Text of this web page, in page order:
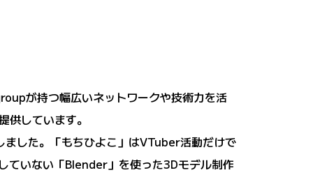
が持つ幅広いネットワークや技術力を活
しています。
した。「もちひよこ」はVTuber活動だけで
ていない「Blender」を使った3Dモデル制作